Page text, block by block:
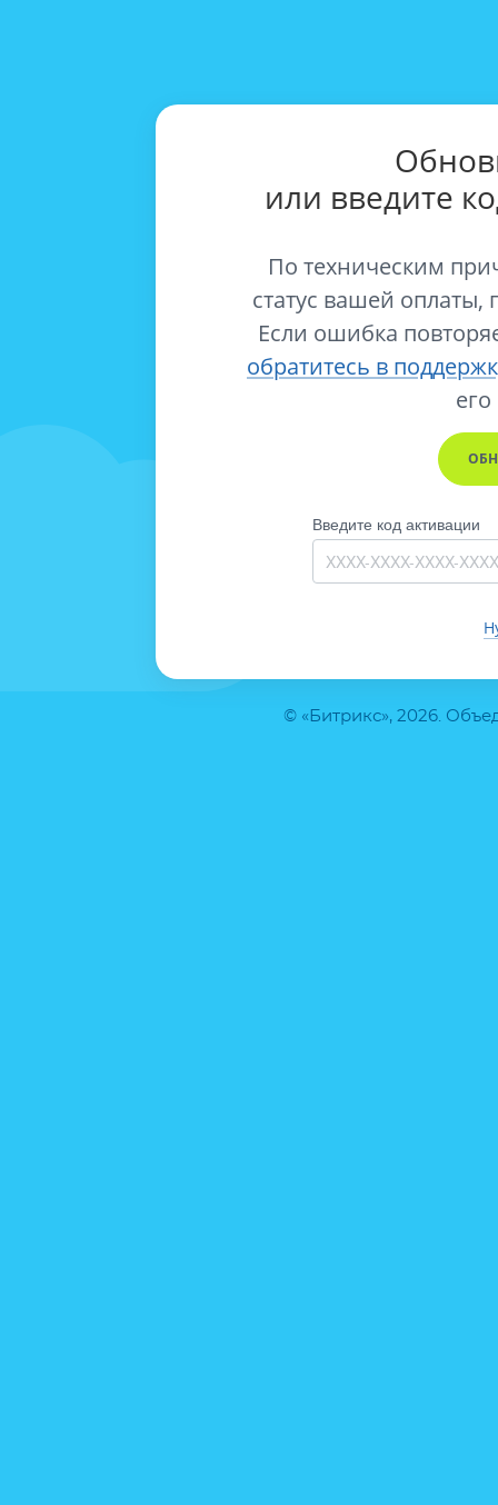
© «Битрикс», 2026.
или введите
По техническим
статус вашей оплаты,
Если ошибка
обратитесь в
его
Введите код активации